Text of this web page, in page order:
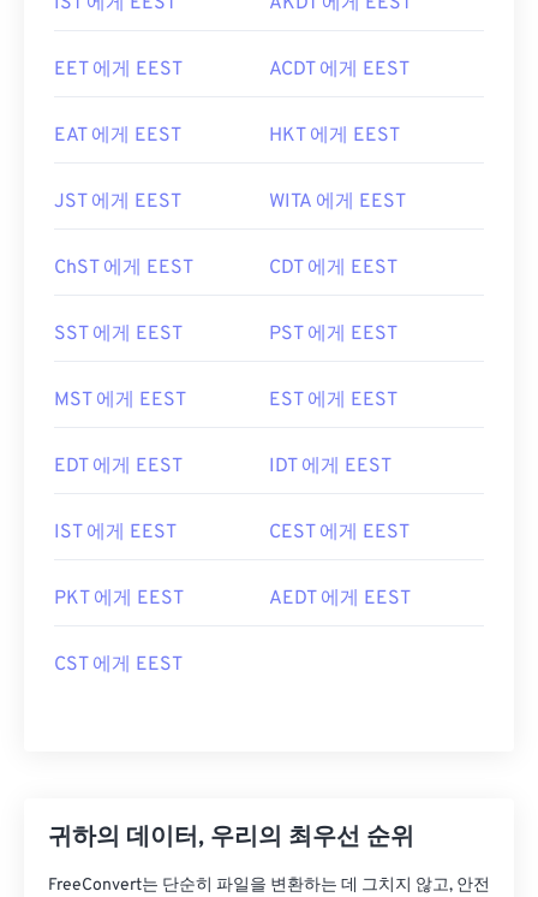
EET 에게 EEST ACDT 에게 EEST
EAT 에게 EEST HKT 에게 EEST
JST 에게 EEST WITA 에게 EEST
ChST 에게 EEST CDT 에게 EEST
SST 에게 EEST PST 에게 EEST
MST 에게 EEST EST 에게 EEST
EDT 에게 EEST IDT 에게 EEST
IST 에게 EEST CEST 에게 EEST
PKT 에게 EEST AEDT 에게 EEST
CST 에게 EEST
귀하의 데이터, 우리의 최우선 순위
FreeConvert는 단순히 파일을 변환하는 데 그치지 않고, 안전